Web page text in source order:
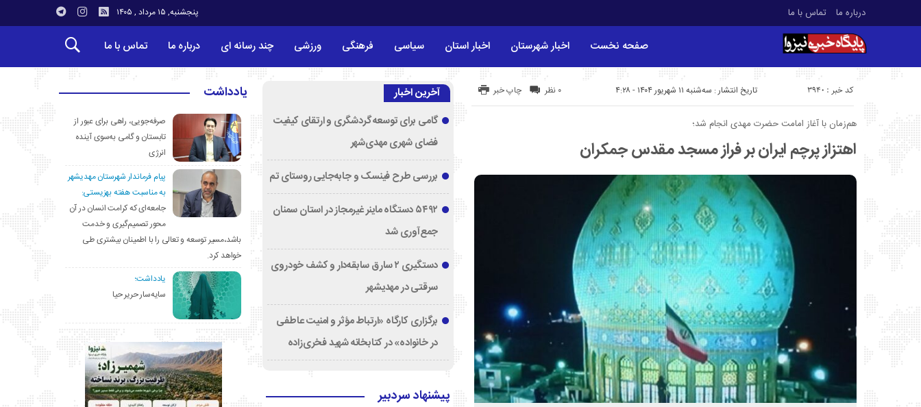
درباره ما تماس با ما پنجشنبه, ۱۵ مرداد , ۱۴۰۵
صفحه نخست اخبار شهرستان اخبار استان سیاسی فرهنگی ورزشی چند رسانه ای درباره ما تماس با ما
تاریخ انتشار : سه‌شنبه ۱۱ شهریور ۱۴۰۴ - ۴:۲۸ کد خبر : 3940 چاپ خبر ۰ نظر
هم‌زمان با آغاز امامت حضرت مهدی انجام شد؛
اهتزاز پرچم ایران بر فراز مسجد مقدس جمکران
آخرین اخبار
گامی برای توسعه گردشگری و ارتقای کیفیت
فضای شهری مهدی‌شهر
بررسی طرح فینسک و جابه‌جایی روستای تم
۵۴۹۲ دستگاه ماینر غیرمجاز در استان سمنان
جمع‌آوری شد
دستگیری ۲ سارق سابقه‌دار و کشف خودروی
سرقتی در مهدیشهر
برگزاری کارگاه «ارتباط مؤثر و امنیت عاطفی
در خانواده» در کتابخانه شهید فخری‌زاده
پیشنهاد سردبیر
یادداشت
صرفه‌جویی، راهی برای عبور از
تابستان و گامی به‌سوی آینده
انرژی
پیام فرماندار شهرستان مهدیشهر
به مناسبت هفته بهزیستی:
جامعه‌ای که کرامت انسان در آن
محور تصمیم‌گیری و خدمت
باشد،مسیر توسعه و تعالی را با اطمینان بیشتری طی
خواهد کرد.
یادداشت؛
سایه‌سار حریر حیا